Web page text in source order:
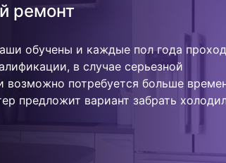
ремонт
обучены и каждые пол года
в случае серьезной
возможно потребуется больше
предложит вариант забрать